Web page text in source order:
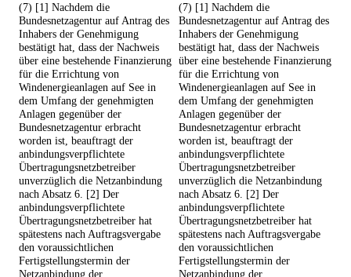
(7) [1] Nachdem die
Bundesnetzagentur auf Antrag des
Inhabers der Genehmigung
bestätigt hat, dass der Nachweis
über eine bestehende Finanzierung
für die Errichtung von
Windenergieanlagen auf See in
dem Umfang der genehmigten
Anlagen gegenüber der
Bundesnetzagentur erbracht
worden ist, beauftragt der
anbindungsverpflichtete
Übertragungsnetzbetreiber
unverzüglich die Netzanbindung
nach Absatz 6. [2] Der
anbindungsverpflichtete
Übertragungsnetzbetreiber hat
spätestens nach Auftragsvergabe
den voraussichtlichen
Fertigstellungstermin der
Netzanbindung der
(7) [1] Nachdem die
Bundesnetzagentur auf Antrag des
Inhabers der Genehmigung
bestätigt hat, dass der Nachweis
über eine bestehende Finanzierung
für die Errichtung von
Windenergieanlagen auf See in
dem Umfang der genehmigten
Anlagen gegenüber der
Bundesnetzagentur erbracht
worden ist, beauftragt der
anbindungsverpflichtete
Übertragungsnetzbetreiber
unverzüglich die Netzanbindung
nach Absatz 6. [2] Der
anbindungsverpflichtete
Übertragungsnetzbetreiber hat
spätestens nach Auftragsvergabe
den voraussichtlichen
Fertigstellungstermin der
Netzanbindung der